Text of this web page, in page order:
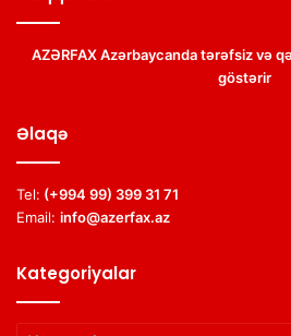
AZƏRFAX Azərbaycanda tərəfsiz və
göstərir
Əlaqə
Tel: (+994 99) 399 31 71
Email: info@azerfax.az
Kategoriyalar